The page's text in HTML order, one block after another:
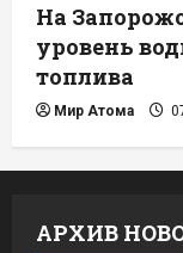
На
уровень
топлива
Мир Атома
АРХИВ